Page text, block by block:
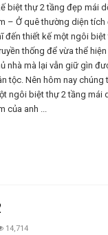
thự
2
tầng
đẹp
mái
dốc
truyền
thống
10x20m
biệt thự 2 tầng đẹp mái
– Ở quê thường diện tích
đến thiết kế một ngôi
thống để vừa thể
nhà mà lại vẫn giữ gìn
tộc. Nên hôm nay chúng
ngôi biệt thự 2 tầng mái
của anh ...
14,714